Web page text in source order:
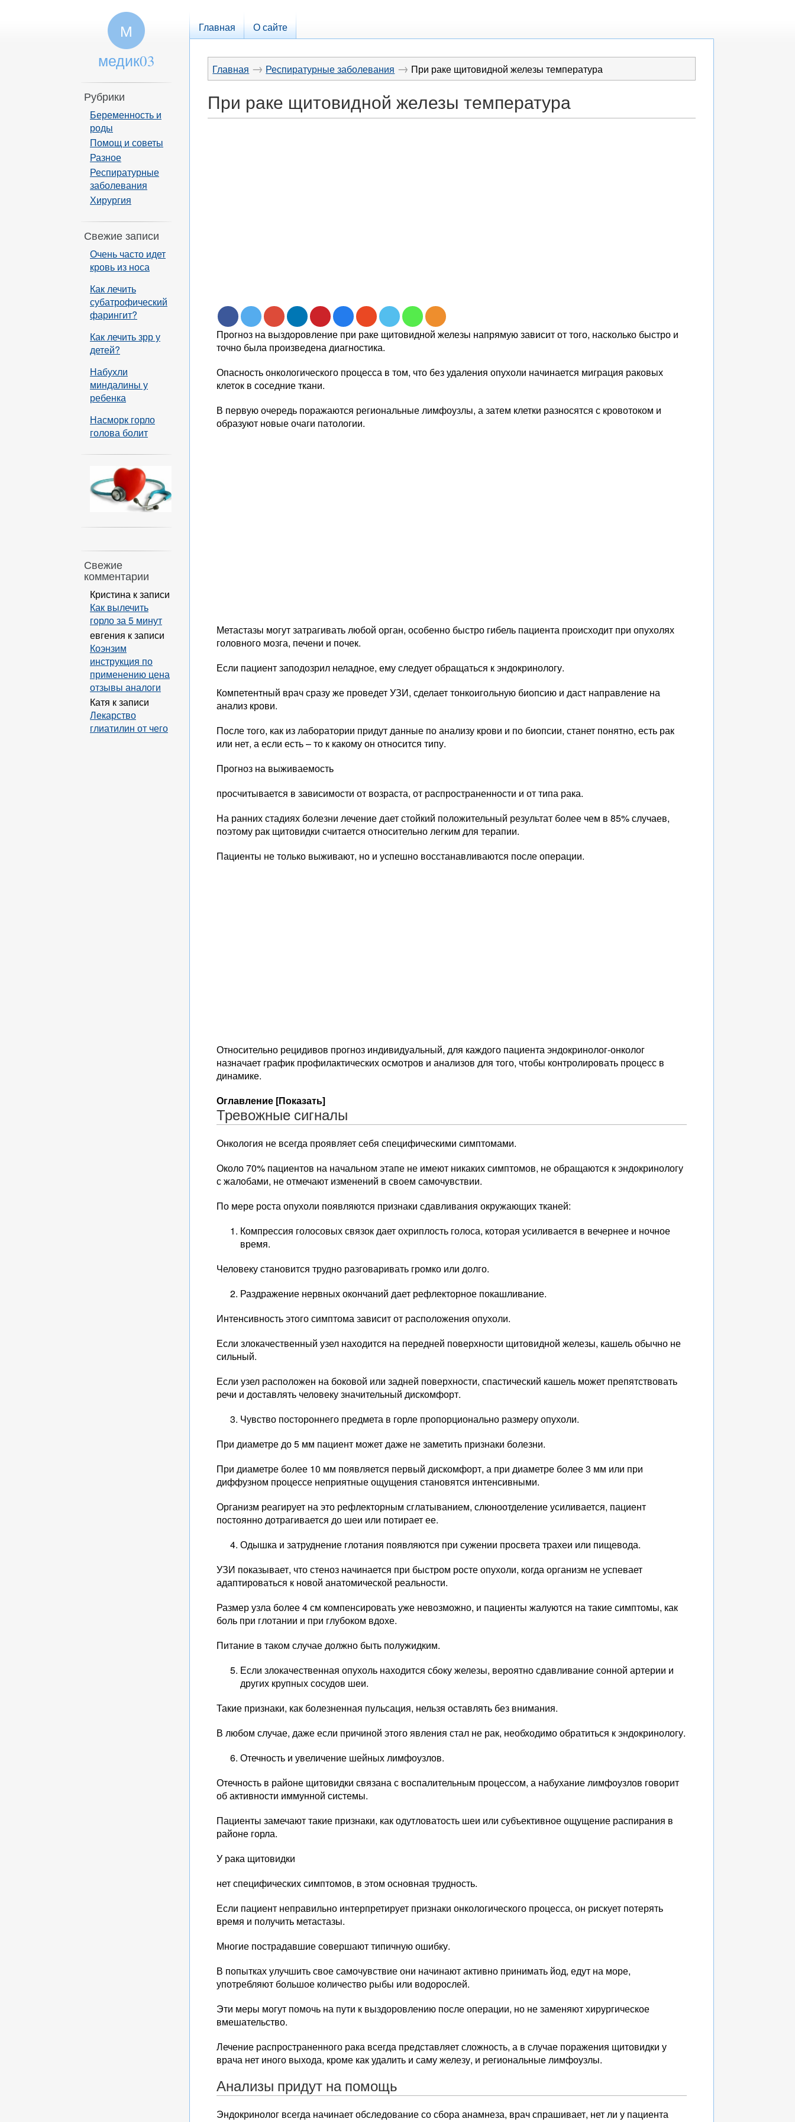
Главная О сайте
Главная → Респиратурные заболевания → При раке щитовидной железы температура
При раке щитовидной железы температура
Прогноз на выздоровление при раке щитовидной железы напрямую зависит от того, насколько быстро и
точно была произведена диагностика.
Опасность онкологического процесса в том, что без удаления опухоли начинается миграция раковых
клеток в соседние ткани.
В первую очередь поражаются региональные лимфоузлы, а затем клетки разносятся с кровотоком и
образуют новые очаги патологии.
Метастазы могут затрагивать любой орган, особенно быстро гибель пациента происходит при опухолях
головного мозга, печени и почек.
Если пациент заподозрил неладное, ему следует обращаться к эндокринологу.
Компетентный врач сразу же проведет УЗИ, сделает тонкоигольную биопсию и даст направление на
анализ крови.
После того, как из лаборатории придут данные по анализу крови и по биопсии, станет понятно, есть рак
или нет, а если есть – то к какому он относится типу.
Прогноз на выживаемость
просчитывается в зависимости от возраста, от распространенности и от типа рака.
На ранних стадиях болезни лечение дает стойкий положительный результат более чем в 85% случаев,
поэтому рак щитовидки считается относительно легким для терапии.
Пациенты не только выживают, но и успешно восстанавливаются после операции.
Относительно рецидивов прогноз индивидуальный, для каждого пациента эндокринолог-онколог
назначает график профилактических осмотров и анализов для того, чтобы контролировать процесс в
динамике.
Оглавление [Показать]
Тревожные сигналы
Онкология не всегда проявляет себя специфическими симптомами.
Около 70% пациентов на начальном этапе не имеют никаких симптомов, не обращаются к эндокринологу
с жалобами, не отмечают изменений в своем самочувствии.
По мере роста опухоли появляются признаки сдавливания окружающих тканей:
Компрессия голосовых связок дает охриплость голоса, которая усиливается в вечернее и ночное
время.
Человеку становится трудно разговаривать громко или долго.
Раздражение нервных окончаний дает рефлекторное покашливание.
Интенсивность этого симптома зависит от расположения опухоли.
Если злокачественный узел находится на передней поверхности щитовидной железы, кашель обычно не
сильный.
Если узел расположен на боковой или задней поверхности, спастический кашель может препятствовать
речи и доставлять человеку значительный дискомфорт.
Чувство постороннего предмета в горле пропорционально размеру опухоли.
При диаметре до 5 мм пациент может даже не заметить признаки болезни.
При диаметре более 10 мм появляется первый дискомфорт, а при диаметре более 3 мм или при
диффузном процессе неприятные ощущения становятся интенсивными.
Организм реагирует на это рефлекторным сглатыванием, слюноотделение усиливается, пациент
постоянно дотрагивается до шеи или потирает ее.
Одышка и затруднение глотания появляются при сужении просвета трахеи или пищевода.
УЗИ показывает, что стеноз начинается при быстром росте опухоли, когда организм не успевает
адаптироваться к новой анатомической реальности.
Размер узла более 4 см компенсировать уже невозможно, и пациенты жалуются на такие симптомы, как
боль при глотании и при глубоком вдохе.
Питание в таком случае должно быть полужидким.
Если злокачественная опухоль находится сбоку железы, вероятно сдавливание сонной артерии и
других крупных сосудов шеи.
Такие признаки, как болезненная пульсация, нельзя оставлять без внимания.
В любом случае, даже если причиной этого явления стал не рак, необходимо обратиться к эндокринологу.
Отечность и увеличение шейных лимфоузлов.
Отечность в районе щитовидки связана с воспалительным процессом, а набухание лимфоузлов говорит
об активности иммунной системы.
Пациенты замечают такие признаки, как одутловатость шеи или субъективное ощущение распирания в
районе горла.
У рака щитовидки
нет специфических симптомов, в этом основная трудность.
Если пациент неправильно интерпретирует признаки онкологического процесса, он рискует потерять
время и получить метастазы.
Многие пострадавшие совершают типичную ошибку.
В попытках улучшить свое самочувствие они начинают активно принимать йод, едут на море,
употребляют большое количество рыбы или водорослей.
Эти меры могут помочь на пути к выздоровлению после операции, но не заменяют хирургическое
вмешательство.
Лечение распространенного рака всегда представляет сложность, а в случае поражения щитовидки у
врача нет иного выхода, кроме как удалить и саму железу, и региональные лимфоузлы.
Анализы придут на помощь
Эндокринолог всегда начинает обследование со сбора анамнеза, врач спрашивает, нет ли у пациента
М
медик03
Рубрики
Беременность и
роды
Помощ и советы
Разное
Респиратурные
заболевания
Хирургия
Свежие записи
Очень часто идет
кровь из носа
Как лечить
субатрофический
фарингит?
Как лечить зрр у
детей?
Набухли
миндалины у
ребенка
Насморк горло
голова болит
Свежие
комментарии
Кристина к записи
Как вылечить
горло за 5 минут
евгения к записи
Коэнзим
инструкция по
применению цена
отзывы аналоги
Катя к записи
Лекарство
глиатилин от чего